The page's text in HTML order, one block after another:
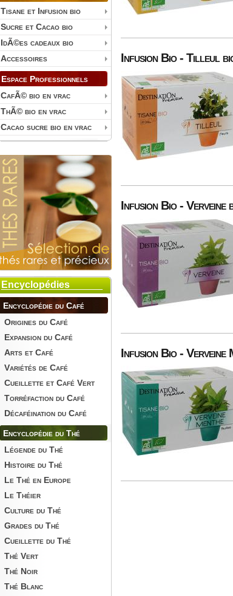
Tisane et Infusion bio
Sucre et Cacao bio
IdÃ©es cadeaux bio
Accessoires
Espace Professionnels
CafÃ© bio en vrac
ThÃ© bio en vrac
Cacao sucre bio en vrac
Encyclopédies
Encyclopédie du Café
Origines du Café
Expansion du Café
Arts et Café
Variétés de Café
Cueillette et Café Vert
Torréfaction du Café
Décaféination du Café
Encyclopédie du Thé
Légende du Thé
Histoire du Thé
Le Thé en Europe
Le Théier
Culture du Thé
Grades du Thé
Cueillette du Thé
Thé Vert
Thé Noir
Thé Blanc
Infusion Bio - Tilleul
Infusion Bio - Verveine
Infusion Bio - Verveine